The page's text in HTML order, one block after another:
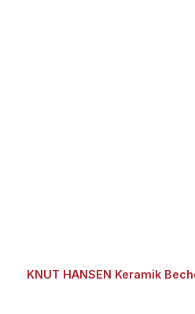
KNUT HANSEN Keramik